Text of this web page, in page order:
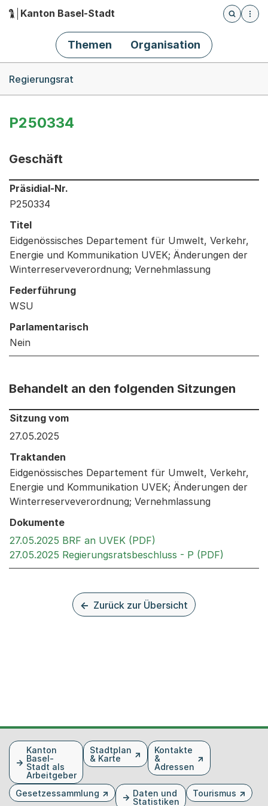
Hauptnavigation
Kanton Basel-Stadt
Öffnet
Themen Organisation
Regierungsrat
P250334
Geschäft
Informationen zum Ausgewählten Geschäft
Präsidial-Nr.
P250334
Titel
Eidgenössisches Departement für Umwelt, Verkehr,
Energie und Kommunikation UVEK; Änderungen der
Winterreserveverordnung; Vernehmlassung
Federführung
WSU
Parlamentarisch
Nein
Behandelt an den folgenden Sitzungen
Behandelt an den folgenden Sitzungen: Informationen
Sitzung vom
27.05.2025
Traktanden
Eidgenössisches Departement für Umwelt, Verkehr,
Energie und Kommunikation UVEK; Änderungen der
Winterreserveverordnung; Vernehmlassung
Dokumente
27.05.2025 BRF an UVEK (PDF)
27.05.2025 Regierungsratsbeschluss - P (PDF)
Zurück zur Übersicht
FusszeileKanton
Basel-
Stadt als
Arbeitgeber
Stadtplan
& Karte
Kontakte
&
Adressen
Gesetzessammlung
Daten und
Statistiken
Tourismus